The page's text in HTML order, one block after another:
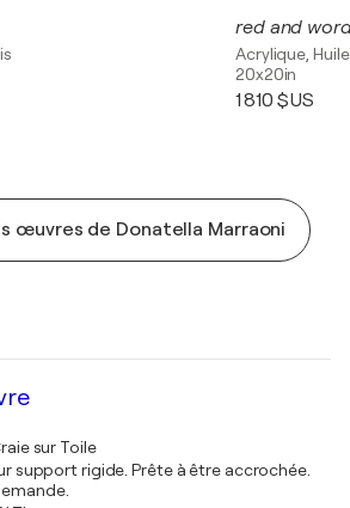
red and
Acrylique,
20x20in
1 810 $US
œuvres de Donatella Marraoni
sur Toile
support rigide. Prête à être accrochée.